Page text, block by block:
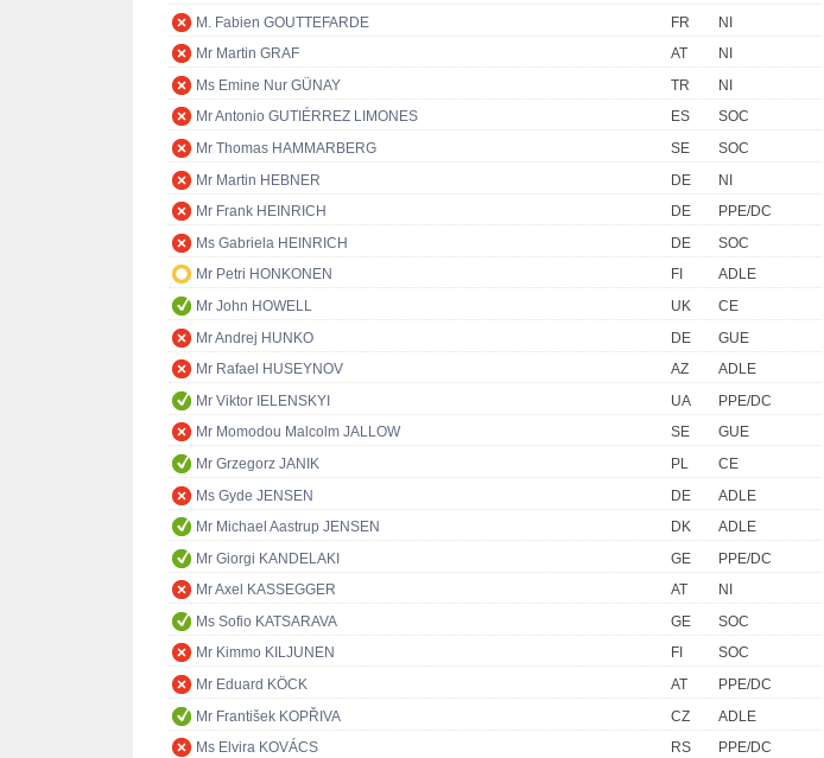
M. Fabien GOUTTEFARDE
FR
NI
Mr Martin GRAF
AT
NI
Ms Emine Nur GÜNAY
TR
NI
Mr Antonio GUTIÉRREZ LIMONES
ES
SOC
Mr Thomas HAMMARBERG
SE
SOC
Mr Martin HEBNER
DE
NI
Mr Frank HEINRICH
DE
PPE/DC
Ms Gabriela HEINRICH
DE
SOC
Mr Petri HONKONEN
FI
ADLE
Mr John HOWELL
UK
CE
Mr Andrej HUNKO
DE
GUE
Mr Rafael HUSEYNOV
AZ
ADLE
Mr Viktor IELENSKYI
UA
PPE/DC
Mr Momodou Malcolm JALLOW
SE
GUE
Mr Grzegorz JANIK
PL
CE
Ms Gyde JENSEN
DE
ADLE
Mr Michael Aastrup JENSEN
DK
ADLE
Mr Giorgi KANDELAKI
GE
PPE/DC
Mr Axel KASSEGGER
AT
NI
Ms Sofio KATSARAVA
GE
SOC
Mr Kimmo KILJUNEN
FI
SOC
Mr Eduard KÖCK
AT
PPE/DC
Mr František KOPŘIVA
CZ
ADLE
Ms Elvira KOVÁCS
RS
PPE/DC